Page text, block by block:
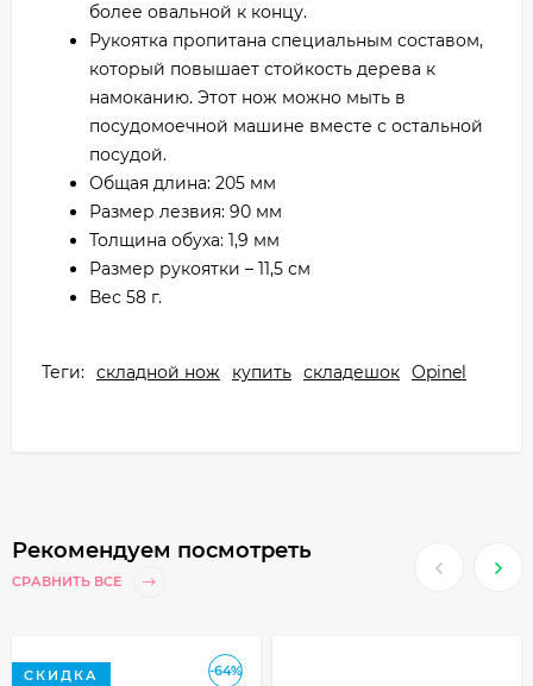
более овальной к концу.
Рукоятка пропитана специальным составом,
который повышает стойкость дерева к
намоканию. Этот нож можно мыть в
посудомоечной машине вместе с остальной
посудой.
Общая длина: 205 мм
Размер лезвия: 90 мм
Толщина обуха: 1,9 мм
Размер рукоятки – 11,5 см
Вес 58 г.
Теги: складной нож купить складешок Opinel
Рекомендуем посмотреть
СРАВНИТЬ ВСЕ
-64%
СКИДКА